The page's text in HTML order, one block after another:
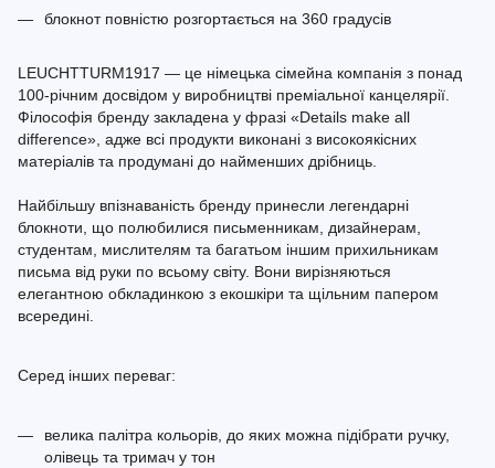
блокнот повністю розгортається на 360 градусів
LEUCHTTURM1917 — це німецька сімейна компанія з понад
100-річним досвідом у виробництві преміальної канцелярії.
Філософія бренду закладена у фразі «Details make all
difference», адже всі продукти виконані з високоякісних
матеріалів та продумані до найменших дрібниць.
Найбільшу впізнаваність бренду принесли легендарні
блокноти, що полюбилися письменникам, дизайнерам,
студентам, мислителям та багатьом іншим прихильникам
письма від руки по всьому світу. Вони вирізняються
елегантною обкладинкою з екошкіри та щільним папером
всередині.
Серед інших переваг:
велика палітра кольорів, до яких можна підібрати ручку,
олівець та тримач у тон